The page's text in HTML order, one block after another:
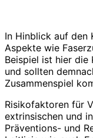
In Hinblick auf den
Aspekte wie
Beispiel ist hier
und sollten
Zusammenspiel
Risikofaktoren für
extrinsischen und
Präventions- und